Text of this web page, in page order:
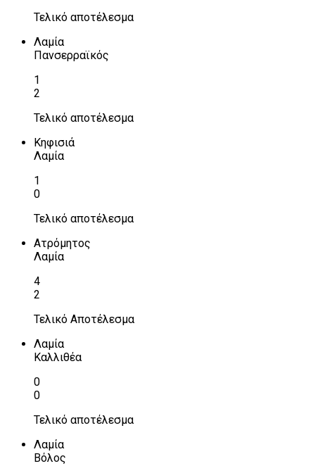
Τελικό αποτέλεσμα
Λαμία
Πανσερραϊκός
1
2
Τελικό αποτέλεσμα
Κηφισιά
Λαμία
1
0
Τελικό αποτέλεσμα
Ατρόμητος
Λαμία
4
2
Τελικό Αποτέλεσμα
Λαμία
Καλλιθέα
0
0
Τελικό αποτέλεσμα
Λαμία
Βόλος